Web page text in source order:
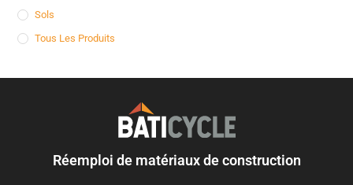
Sols
Tous Les Produits
Réemploi de matériaux de construction